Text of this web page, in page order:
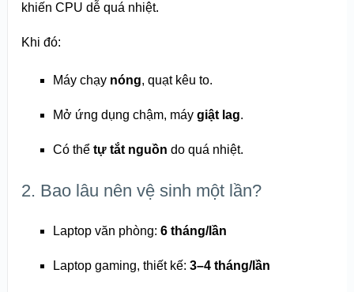
khiến CPU dễ quá nhiệt.
Khi đó:
Máy chạy nóng, quạt kêu to.
Mở ứng dụng chậm, máy giật lag.
Có thể tự tắt nguồn do quá nhiệt.
2. Bao lâu nên vệ sinh một lần?
Laptop văn phòng: 6 tháng/lần
Laptop gaming, thiết kế: 3–4 tháng/lần